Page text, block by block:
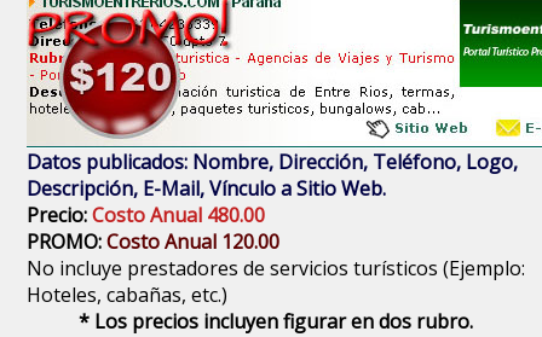
Datos publicados: Nombre, Dirección, Teléfono, Logo,
Descripción, E-Mail, Vínculo a Sitio Web.
Precio:Costo Anual 480.00
PROMO:Costo Anual 120.00
No incluye prestadores de servicios turísticos (Ejemplo:
Hoteles, cabañas, etc.)
* Los precios incluyen figurar en dos rubro.